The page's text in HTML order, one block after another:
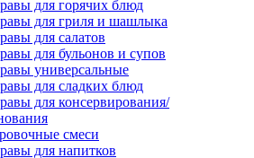
для горячих блюд
для гриля и шашлыка
для салатов
для бульонов и супов
универсальные
для сладких блюд
для консервирования/
смеси
для напитков